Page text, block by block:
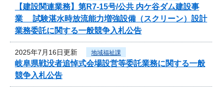
【建設関連業務】第R7-15号/公共 内ケ谷ダム建設事
業 試験湛水時放流能力増強設備（スクリーン）設計
業務委託に関する一般競争入札公告
2025年7月16日更新 地域福祉課
岐阜県戦没者追悼式会場設営等委託業務に関する一般
競争入札公告